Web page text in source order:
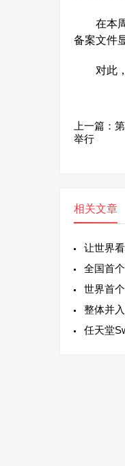
在本周
备案文件
对此，
上一篇：
举行
相关文章
让世界
全国首
世界首
整体并
任天堂